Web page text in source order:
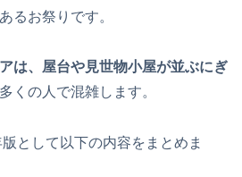
るお祭りです。
は、屋台や見世物小屋が並ぶにぎ
くの人で混雑します。
として以下の内容をまとめま